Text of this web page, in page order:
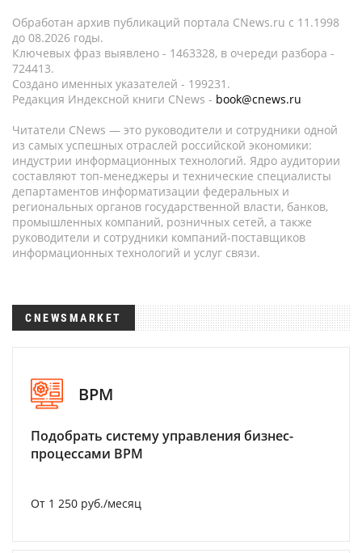
Обработан архив публикаций портала CNews.ru c 11.1998
до 08.2026 годы.
Ключевых фраз выявлено - 1463328, в очереди разбора -
724413.
Создано именных указателей - 199231.
Редакция Индексной книги CNews - book@cnews.ru
Читатели CNews — это руководители и сотрудники одной
из самых успешных отраслей российской экономики:
индустрии информационных технологий. Ядро аудитории
составляют топ-менеджеры и технические специалисты
департаментов информатизации федеральных и
региональных органов государственной власти, банков,
промышленных компаний, розничных сетей, а также
руководители и сотрудники компаний-поставщиков
информационных технологий и услуг связи.
CNEWSMARKET
BPM
Подобрать систему управления бизнес-
процессами BPM
От 1 250 руб./месяц